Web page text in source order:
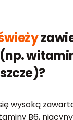
wysoką
B6,